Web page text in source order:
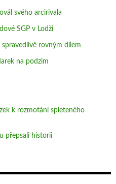
svého arcirivala
SGP v Lodži
rovným dílem
na podzim
k rozmotání spleteného
přepsali historii